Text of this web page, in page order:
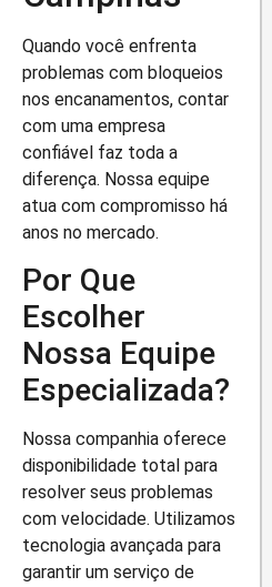
Quando você enfrenta
problemas com bloqueios
nos encanamentos, contar
com uma empresa
confiável faz toda a
diferença. Nossa equipe
atua com compromisso há
anos no mercado.
Por Que
Escolher
Nossa Equipe
Especializada?
Nossa companhia oferece
disponibilidade total para
resolver seus problemas
com velocidade. Utilizamos
tecnologia avançada para
garantir um serviço de